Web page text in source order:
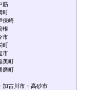
筋
町
保崎
根
市
町
市
美町
磨町
加古川市・高砂市